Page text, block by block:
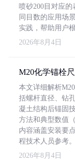
喷砂200目对应的
同目数的应用场
实践，帮助用户
2026年8月4日
M20化学锚栓
本文详细解析
括螺杆直径、钻
凝土结构后锚固
方法和典型数值
内容涵盖安装要
程技术人员参考。
2026年8月4日